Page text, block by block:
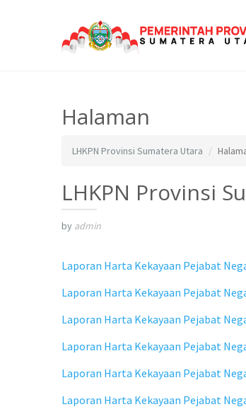
Halaman
LHKPN Provinsi Sumatera Utara
LHKPN Provinsi
by admin
Laporan Harta Kekayaan Pejabat
Laporan Harta Kekayaan Pejabat
Laporan Harta Kekayaan Pejabat
Laporan Harta Kekayaan Pejabat
Laporan Harta Kekayaan Pejabat
Laporan Harta Kekayaan Pejabat